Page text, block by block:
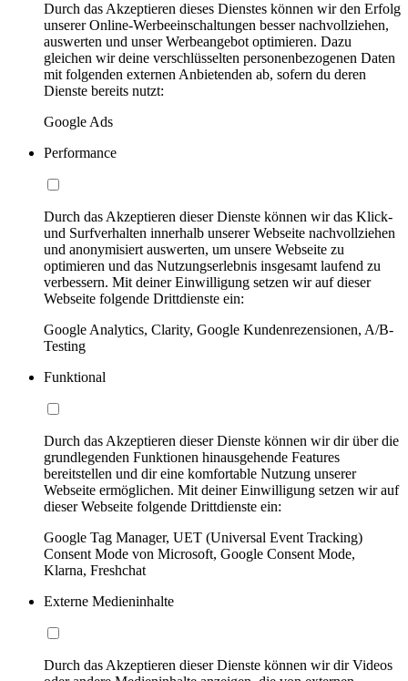
Durch das Akzeptieren dieses Dienstes können wir den Erfolg
unserer Online-Werbeeinschaltungen besser nachvollziehen,
auswerten und unser Werbeangebot optimieren. Dazu
gleichen wir deine verschlüsselten personenbezogenen Daten
mit folgenden externen Anbietenden ab, sofern du deren
Dienste bereits nutzt:
Google Ads
Performance
Durch das Akzeptieren dieser Dienste können wir das Klick-
und Surfverhalten innerhalb unserer Webseite nachvollziehen
und anonymisiert auswerten, um unsere Webseite zu
optimieren und das Nutzungserlebnis insgesamt laufend zu
verbessern. Mit deiner Einwilligung setzen wir auf dieser
Webseite folgende Drittdienste ein:
Google Analytics, Clarity, Google Kundenrezensionen, A/B-
Testing
Funktional
Durch das Akzeptieren dieser Dienste können wir dir über die
grundlegenden Funktionen hinausgehende Features
bereitstellen und dir eine komfortable Nutzung unserer
Webseite ermöglichen. Mit deiner Einwilligung setzen wir auf
dieser Webseite folgende Drittdienste ein:
Google Tag Manager, UET (Universal Event Tracking)
Consent Mode von Microsoft, Google Consent Mode,
Klarna, Freshchat
Externe Medieninhalte
Durch das Akzeptieren dieser Dienste können wir dir Videos